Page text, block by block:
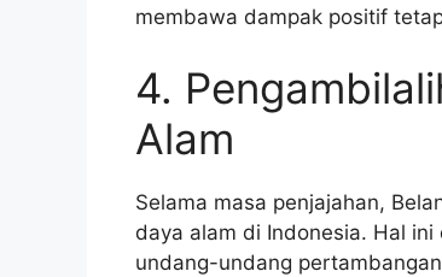
membawa dampak positif
4.
Alam
Selama masa penjajahan,
daya alam di Indonesia. Hal
undang-undang